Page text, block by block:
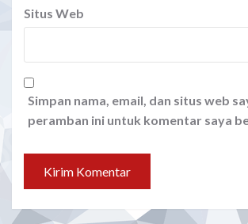
Situs Web
Simpan nama, email, dan situs web
peramban ini untuk komentar saya